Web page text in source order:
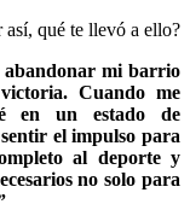
así, qué te llevó a ello?
abandonar mi barrio
Cuando me
en un estado de
el impulso para
al deporte y
no solo para